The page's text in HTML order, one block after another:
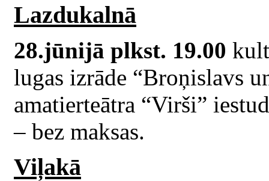
Lazdukalnā
28.jūnijā plkst. 19.00
lugas izrāde “Broņislavs
amatierteātra “Virši”
– bez maksas.
Viļakā